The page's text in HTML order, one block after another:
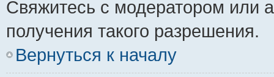
Свяжитесь с модератором или
получения такого разрешения.
Вернуться к началу